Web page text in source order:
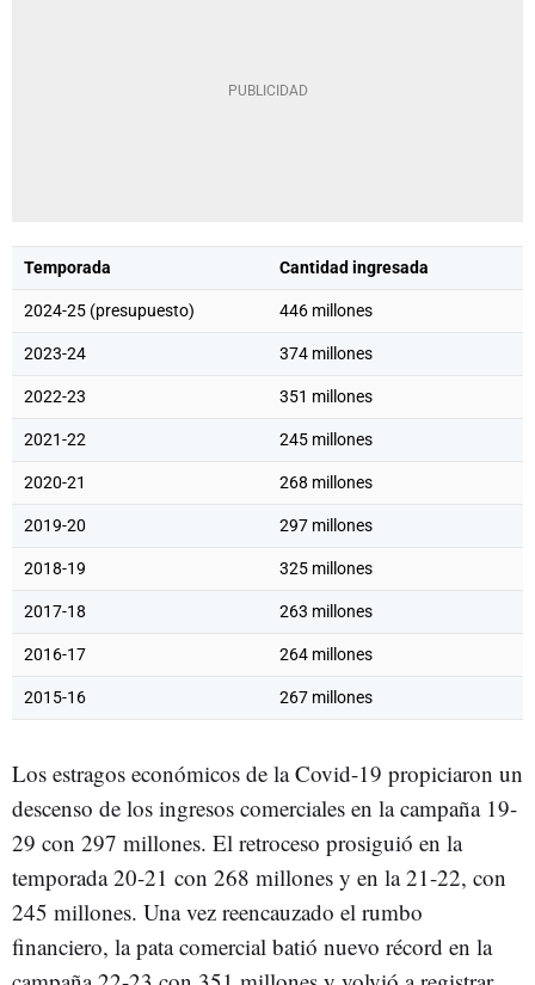
Temporada Cantidad ingresada
2024-25 (presupuesto) 446 millones
2023-24 374 millones
2022-23 351 millones
2021-22 245 millones
2020-21 268 millones
2019-20 297 millones
2018-19 325 millones
2017-18 263 millones
2016-17 264 millones
2015-16 267 millones
Los estragos económicos de la Covid-19 propiciaron un
descenso de los ingresos comerciales en la campaña 19-
29 con 297 millones. El retroceso prosiguió en la
temporada 20-21 con 268 millones y en la 21-22, con
245 millones. Una vez reencauzado el rumbo
financiero, la pata comercial batió nuevo récord en la